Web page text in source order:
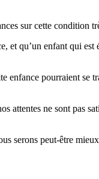
sur cette condition
et qu’un enfant qui
pourraient se
attentes ne sont pas
serons peut-être